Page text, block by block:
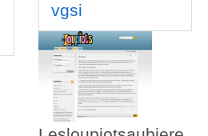
vgsi